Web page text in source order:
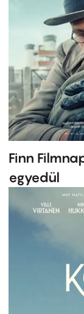
Finn
egyedül